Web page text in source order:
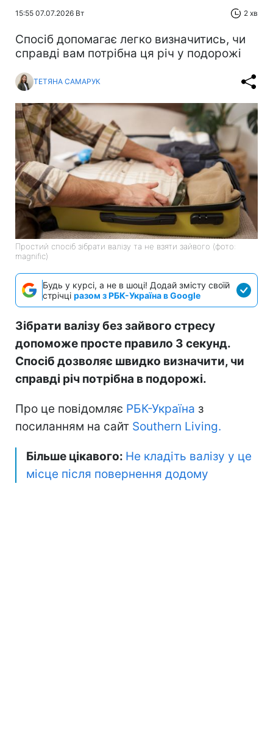
15:55 07.07.2026 Вт 2 хв
Спосіб допомагає легко визначитись, чи
справді вам потрібна ця річ у подорожі
ТЕТЯНА САМАРУК
Простий спосіб зібрати валізу та не взяти зайвого (фото:
magnific)
Будь у курсі, а не в шоці! Додай змісту своїй
стрічці разом з РБК-Україна в Google
Зібрати валізу без зайвого стресу
допоможе просте правило 3 секунд.
Спосіб дозволяє швидко визначити, чи
справді річ потрібна в подорожі.
Про це повідомляє РБК-Україна з
посиланням на сайт Southern Living.
Більше цікавого: Не кладіть валізу у це
місце після повернення додому